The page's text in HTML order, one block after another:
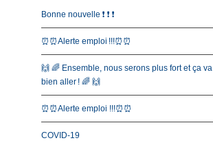
Bonne nouvelle ❗️ ❗️ ❗️
⏰⏰Alerte emploi !!!⏰⏰
🙌 🌈 Ensemble, nous serons plus fort et ça va
bien aller ! 🌈 🙌
⏰⏰Alerte emploi !!!⏰⏰
COVID-19